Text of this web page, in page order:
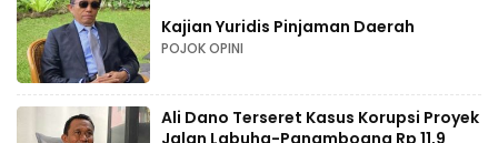
Kajian Yuridis Pinjaman Daerah
POJOK OPINI
Ali Dano Terseret Kasus Korupsi Proyek